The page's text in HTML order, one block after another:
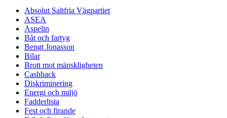
Absolut Saltfria Vägpartiet
ASEA
Aspelin
Båt och fartyg
Bengt Jonasson
Bilar
Brott mot mänskligheten
Cashback
Diskriminering
Energi och miljö
Fadderlista
Fest och firande